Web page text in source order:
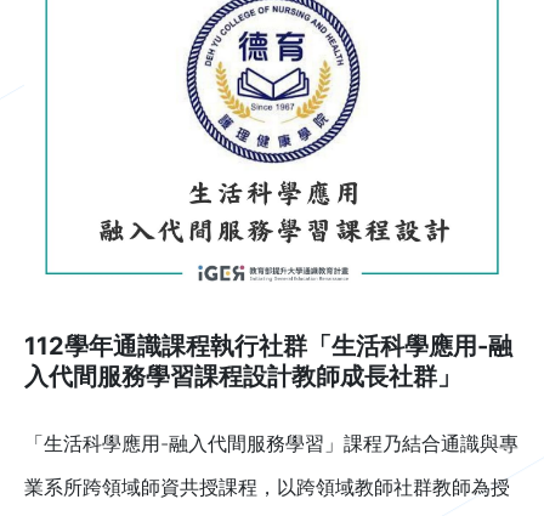
112學年通識課程執行社群「生活科學應用-融
入代間服務學習課程設計教師成長社群」
「生活科學應用-融入代間服務學習」課程乃結合通識與專
業系所跨領域師資共授課程，以跨領域教師社群教師為授